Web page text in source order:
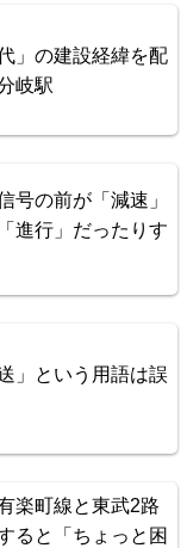
特急型車両編
」の建設経緯を配
岐駅
号の前が「減速」
進行」だったりす
」という用語は誤
楽町線と東武2路
ると「ちょっと困